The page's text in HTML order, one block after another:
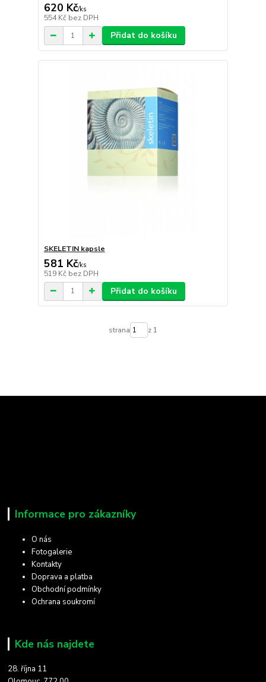
620 Kč/ks
554 Kč bez DPH
Přidat do košíku
SKELETIN kapsle
581 Kč/ks
519 Kč bez DPH
Přidat do košíku
strana z 1
Informace pro zákazníky
O nás
Fotogalerie
Kontakty
Doprava a platba
Obchodní podmínky
Ochrana soukromí
Kde nás najdete
28. října 11